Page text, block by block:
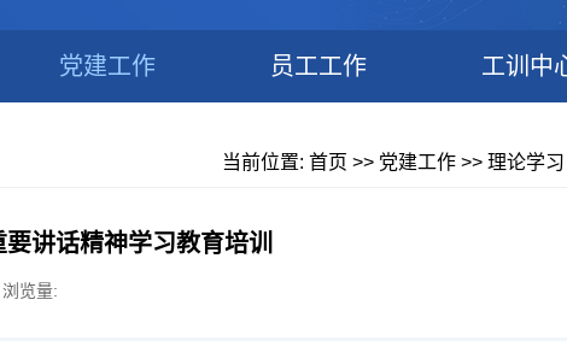
党建工作 员工工作 工训中
当前位置: 首页 >> 党建工作 >> 理论学习
讲话精神学习教育培训
览量: